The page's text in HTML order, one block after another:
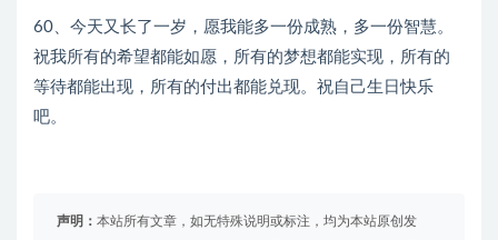
60、今天又长了一岁，愿我能多一份成熟，多一份智慧。
祝我所有的希望都能如愿，所有的梦想都能实现，所有的
等待都能出现，所有的付出都能兑现。祝自己生日快乐
吧。
声明： 本站所有文章，如无特殊说明或标注，均为本站原创发